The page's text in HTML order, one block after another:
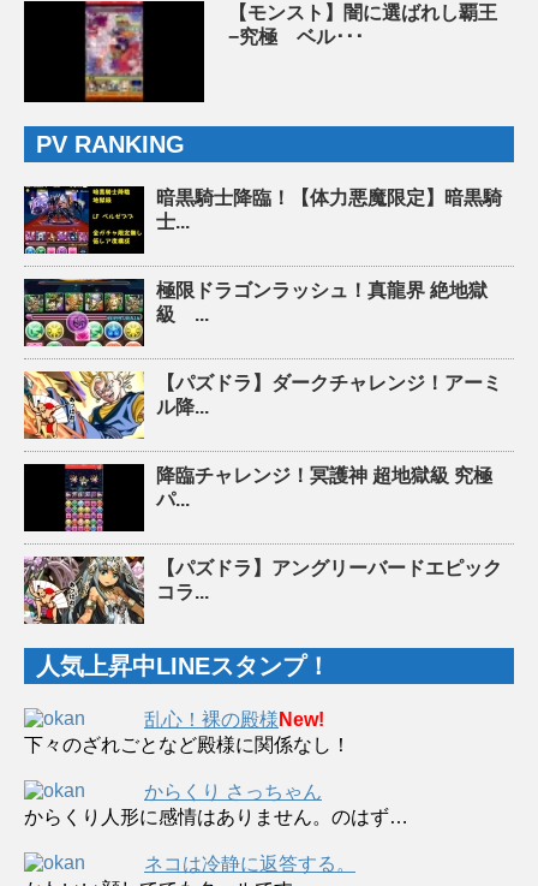
【モンスト】闇に選ばれし覇王
−究極 ベル･･･
PV RANKING
暗黒騎士降臨！【体力悪魔限定】暗黒騎
士...
極限ドラゴンラッシュ！真龍界 絶地獄
級 ...
【パズドラ】ダークチャレンジ！アーミ
ル降...
降臨チャレンジ！冥護神 超地獄級 究極
パ...
【パズドラ】アングリーバードエピック
コラ...
人気上昇中LINEスタンプ！
乱心！裸の殿様 New!
下々のざれごとなど殿様に関係なし！
からくり さっちゃん
からくり人形に感情はありません。のはず…
ネコは冷静に返答する。